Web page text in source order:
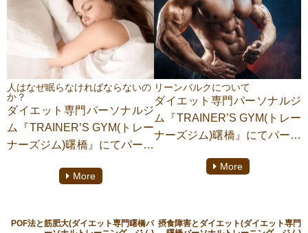
じることはありませんか。そ
んな時こそ表情筋を鍛えて、
喜怒哀楽をしっかり表現でき
る、生き生きとした生活を贈
りましょう。ぜひ、最後まで
お付き合い下さい。一人でも
多くの方にこの記事がお役に
立つことを願っております。
のダイエット方法とその特徴
について詳しくお話していき
ます。ぜひ、最後までお付き
合い下さい。一人でも多くの
方にこの記事がお役に立つこ
とを願っております。
人はなぜ眠らなければならないの
か？
ダイエット専門パーソナルジ
ム『TRAINER’S GYM(トレー
ナーズジム)曙橋』にてパーソ
ます【助政桂多】がご紹介い
More
リーンバルクについて
ダイエット専門パーソナルジ
ム『TRAINER’S GYM(トレー
ナーズジム)曙橋』にてパーソ
ます【助政桂多】がご紹介い
がありますでしょうか。バル
More
POF法と筋肥大(ダイエット専門曙橋パ 摂食障害とダイエット(ダイエット専門